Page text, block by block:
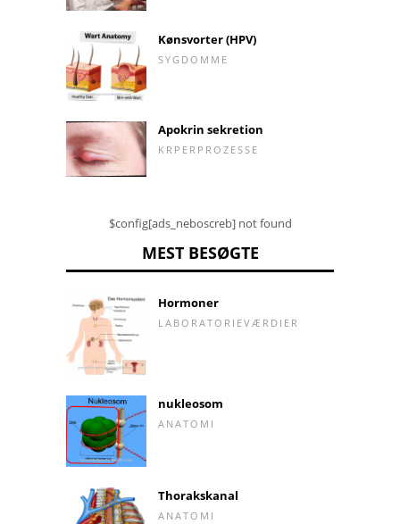
Kønsvorter (HPV)
SYGDOMME
Apokrin sekretion
KRPERPROZESSE
$config[ads_neboscreb] not found
MEST BESØGTE
Hormoner
LABORATORIEVÆRDIER
nukleosom
ANATOMI
Thorakskanal
ANATOMI